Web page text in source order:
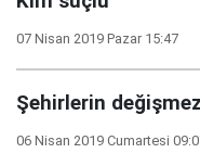
07 Nisan 2019 Pazar 15:47
Şehirlerin
06 Nisan 2019 Cumartesi